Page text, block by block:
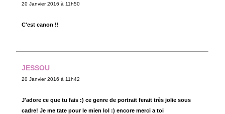
20 Janvier 2016 à 11h50
C'est canon !!
JESSOU
20 Janvier 2016 à 11h42
J'adore ce que tu fais :) ce genre de portrait ferait très jolie sous
cadre! Je me tate pour le mien lol :) encore merci a toi